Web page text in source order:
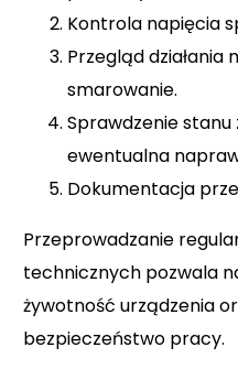
Kontrola napięcia
Przegląd działania
smarowanie.
Sprawdzenie
ewentualna
Dokumentacja
Przeprowadzanie
technicznych pozwala
żywotność urządzenia
bezpieczeństwo pracy.